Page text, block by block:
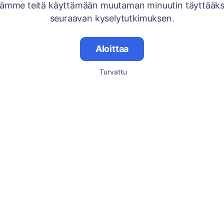
teitä käyttämään muutaman minuutin
seuraavan kyselytutkimuksen.
Aloittaa
Turvattu